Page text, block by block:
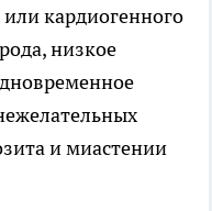
кардиогенного
низкое
и миастении